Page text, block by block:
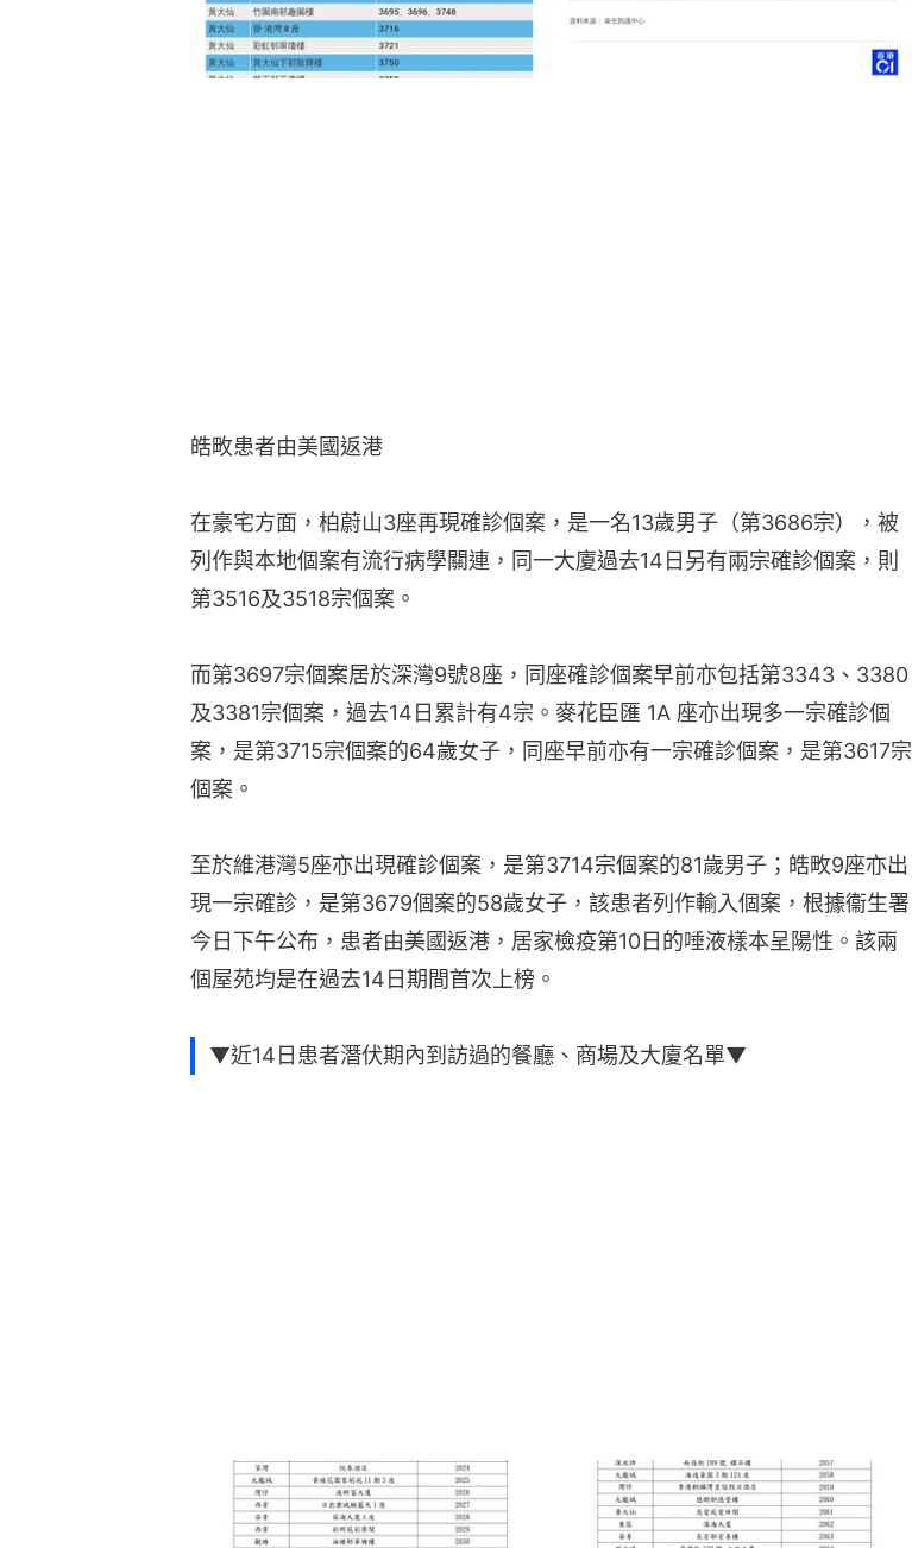
皓畋患者由美國返港
在豪宅方面，柏蔚山3座再現確診個案，是一名13歲男子（第3686宗），被
列作與本地個案有流行病學關連，同一大廈過去14日另有兩宗確診個案，則
第3516及3518宗個案。
而第3697宗個案居於深灣9號8座，同座確診個案早前亦包括第3343、3380
及3381宗個案，過去14日累計有4宗。麥花臣匯 1A 座亦出現多一宗確診個
案，是第3715宗個案的64歲女子，同座早前亦有一宗確診個案，是第3617宗
個案。
至於維港灣5座亦出現確診個案，是第3714宗個案的81歲男子；皓畋9座亦出
現一宗確診，是第3679個案的58歲女子，該患者列作輸入個案，根據衞生署
今日下午公布，患者由美國返港，居家檢疫第10日的唾液樣本呈陽性。該兩
個屋苑均是在過去14日期間首次上榜。
▼近14日患者潛伏期內到訪過的餐廳、商場及大廈名單▼